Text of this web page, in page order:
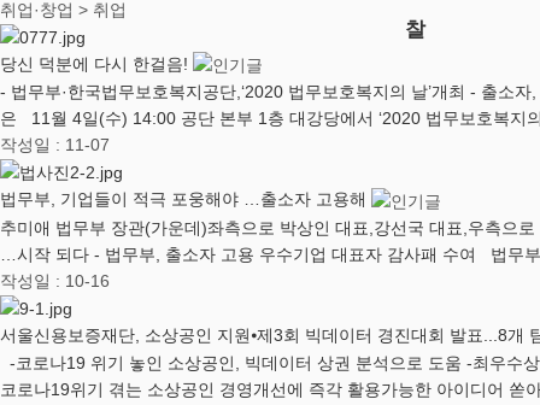
찰
취업·창업 > 취업
당신 덕분에 다시 한걸음!
- 법무부·한국법무보호복지공단,‘2020 법무보호복지의 날’개최 - 출
은 11월 4일(수) 14:00 공단 본부 1층 대강당에서 ‘2020 법무보호복지
작성일 : 11-07
법무부, 기업들이 적극 포웅해야 …출소자 고용해
추미애 법무부 장관(가운데)좌측으로 박상인 대표,강선국 대표,우측으
…시작 되다 - 법무부, 출소자 고용 우수기업 대표자 감사패 수여 법무
작성일 : 10-16
서울신용보증재단, 소상공인 지원⦁제3회 빅데이터 경진대회 발표...8개
-코로나19 위기 놓인 소상공인, 빅데이터 상권 분석으로 도움 -최우수
코로나19위기 겪는 소상공인 경영개선에 즉각 활용가능한 아이디어 쏟